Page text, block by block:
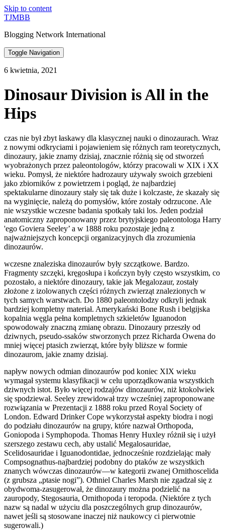
Skip to content
TJMBB
Blogging Network International
Toggle Navigation
6 kwietnia, 2021
Dinosaur Division is All in the
Hips
czas nie był zbyt łaskawy dla klasycznej nauki o dinozaurach. Wraz
z nowymi odkryciami i pojawieniem się różnych ram teoretycznych,
dinozaury, jakie znamy dzisiaj, znacznie różnią się od stworzeń
wyobrażonych przez paleontologów, którzy pracowali w XIX i XX
wieku. Pomysł, że niektóre hadrozaury używały swoich grzebieni
jako zbiorników z powietrzem i pogląd, że najbardziej
spektakularne dinozaury stały się tak duże i kolczaste, że skazały się
na wyginięcie, należą do pomysłów, które zostały odrzucone. Ale
nie wszystkie wczesne badania spotkały taki los. Jeden podział
anatomiczny zaproponowany przez brytyjskiego paleontologa Harry
'ego Goviera Seeley’ a w 1888 roku pozostaje jedną z
najważniejszych koncepcji organizacyjnych dla zrozumienia
dinozaurów.
wczesne znaleziska dinozaurów były szczątkowe. Bardzo.
Fragmenty szczęki, kręgosłupa i kończyn były często wszystkim, co
pozostało, a niektóre dinozaury, takie jak Megalozaur, zostały
złożone z izolowanych części różnych zwierząt znalezionych w
tych samych warstwach. Do 1880 paleontolodzy odkryli jednak
bardziej kompletny materiał. Amerykański Bone Rush i belgijska
kopalnia węgla pełna kompletnych szkieletów Iguanodon
spowodowały znaczną zmianę obrazu. Dinozaury przeszły od
dziwnych, pseudo-ssaków stworzonych przez Richarda Owena do
mniej więcej ptasich zwierząt, które były bliższe w formie
dinozaurom, jakie znamy dzisiaj.
napływ nowych odmian dinozaurów pod koniec XIX wieku
wymagał systemu klasyfikacji w celu uporządkowania wszystkich
dziwnych istot. Było więcej rodzajów dinozaurów, niż ktokolwiek
się spodziewał. Seeley zrewidował trzy wcześniej zaproponowane
rozwiązania w Prezentacji z 1888 roku przed Royal Society of
London. Edward Drinker Cope wykorzystał aspekty biodra i nogi
do podziału dinozaurów na grupy, które nazwał Orthopoda,
Goniopoda i Symphopoda. Thomas Henry Huxley różnił się i użył
szerszego zestawu cech, aby ustalić Megalosauridae,
Scelidosauridae i Iguanodontidae, jednocześnie rozdzielając mały
Compsognathus-najbardziej podobny do ptaków ze wszystkich
znanych wówczas dinozaurów—w kategorii zwanej Ornithoscelida
(z grubsza „ptasie nogi”). Othniel Charles Marsh nie zgadzał się z
obydwoma-zasugerował, że dinozaury można podzielić na
zauropody, Stegosauria, Ornithopoda i teropoda. (Niektóre z tych
nazw są nadal w użyciu dla poszczególnych grup dinozaurów,
nawet jeśli są stosowane inaczej niż naukowcy ci pierwotnie
sugerowali.)